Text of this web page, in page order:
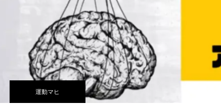
運動マヒ